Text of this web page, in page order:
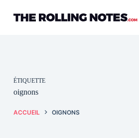
contenu
ÉTIQUETTE
oignons
ACCUEIL OIGNONS